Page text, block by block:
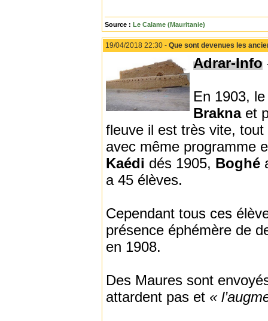
Source : Le Calame (Mauritanie)
19/04/2018 22:30 - Que sont devenues les
Adrar-Info
En 1903,
Brakna et
fleuve il est très vite,
avec même programme
Kaédi dés 1905, Boghé
a 45 élèves.
Cependant tous ces
présence éphémère de
en 1908.
Des Maures sont
attardent pas et «